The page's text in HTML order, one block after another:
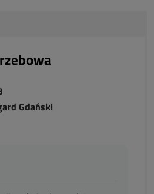
Gdański